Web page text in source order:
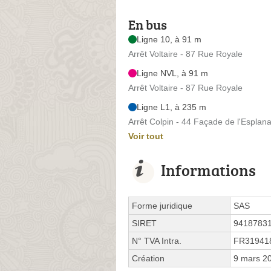
En bus
Ligne 10, à 91 m
Arrêt Voltaire - 87 Rue Royale
Ligne NVL, à 91 m
Arrêt Voltaire - 87 Rue Royale
Ligne L1, à 235 m
Arrêt Colpin - 44 Façade de
Voir tout
Informations
Forme juridique
SAS
SIRET
N° TVA Intra.
Création
9 mars